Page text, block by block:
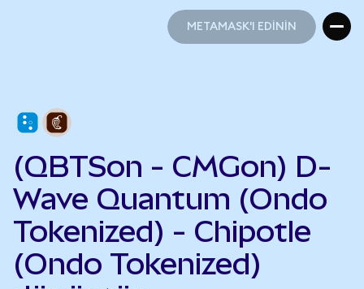
METAMASK'I EDİNİN
(QBTSon - CMGon) D-
Wave Quantum (Ondo
Tokenized) - Chipotle
(Ondo Tokenized)